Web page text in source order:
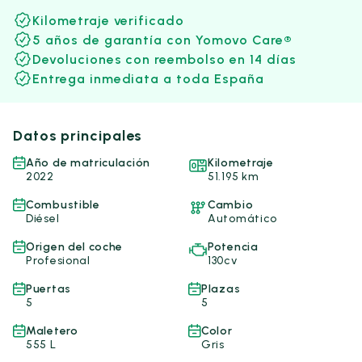
Kilometraje verificado
5 años de garantía con Yomovo Care®
Devoluciones con reembolso en 14 días
Entrega inmediata a toda España
Datos principales
Año de matriculación
2022
Kilometraje
51.195 km
Combustible
Diésel
Cambio
Automático
Origen del coche
Profesional
Potencia
130cv
Puertas
5
Plazas
5
Maletero
555 L
Color
Gris